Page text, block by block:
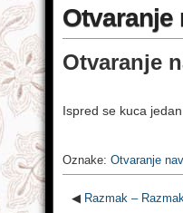
Otvaranje
Otvaranje
Ispred se kuca
Oznake: Otvaranje
◀ Razmak –